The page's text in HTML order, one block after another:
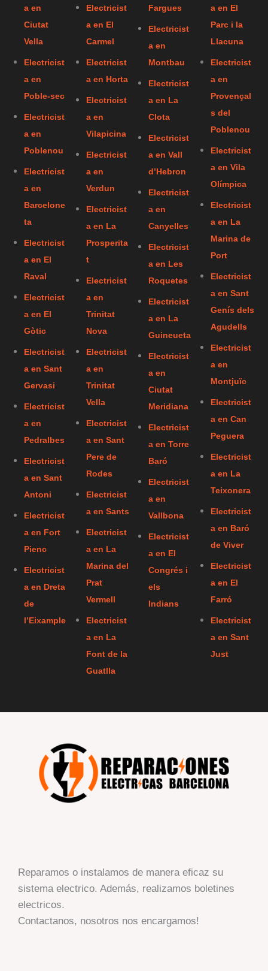
a en
Ciutat
Vella
Electricist
a en
Poble-sec
Electricist
a en
Poblenou
Electricist
a en
Barcelone
ta
Electricist
a en El
Raval
Electricist
a en El
Gòtic
Electricist
a en Sant
Gervasi
Electricist
a en
Pedralbes
Electricist
a en Sant
Antoni
Electricist
a en Fort
Pienc
Electricist
a en Dreta
de
l’Eixample
Electricist
a en El
Carmel
Electricist
a en Horta
Electricist
a en
Vilapicina
Electricist
a en
Verdun
Electricist
a en La
Prosperita
t
Electricist
a en
Trinitat
Nova
Electricist
a en
Trinitat
Vella
Electricist
a en Sant
Pere de
Rodes
Electricist
a en Sants
Electricist
a en La
Marina del
Prat
Vermell
Electricist
a en La
Font de la
Guatlla
Fargues
Electricist
a en
Montbau
Electricist
a en La
Clota
Electricist
a en Vall
d’Hebron
Electricist
a en
Canyelles
Electricist
a en Les
Roquetes
Electricist
a en La
Guineueta
Electricist
a en
Ciutat
Meridiana
Electricist
a en Torre
Baró
Electricist
a en
Vallbona
Electricist
a en El
Congrés i
els
Indians
a en El
Parc i la
Llacuna
Electricist
a en
Provençal
s del
Poblenou
Electricist
a en Vila
Olímpica
Electricist
a en La
Marina de
Port
Electricist
a en Sant
Genís dels
Agudells
Electricist
a en
Montjuïc
Electricist
a en Can
Peguera
Electricist
a en La
Teixonera
Electricist
a en Baró
de Viver
Electricist
a en El
Farró
Electricist
a en Sant
Just
Reparamos o instalamos de manera eficaz su
sistema electrico. Además, realizamos boletines
electricos.
Contactanos, nosotros nos encargamos!